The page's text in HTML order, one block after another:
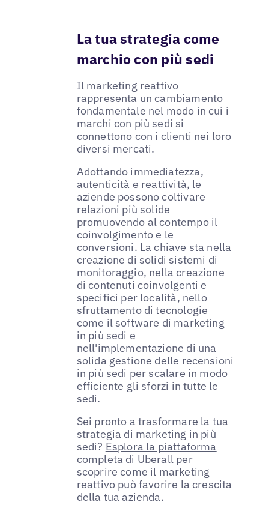
La tua strategia come
marchio con più sedi
Il marketing reattivo
rappresenta un cambiamento
fondamentale nel modo in cui i
marchi con più sedi si
connettono con i clienti nei loro
diversi mercati.
Adottando immediatezza,
autenticità e reattività, le
aziende possono coltivare
relazioni più solide
promuovendo al contempo il
coinvolgimento e le
conversioni. La chiave sta nella
creazione di solidi sistemi di
monitoraggio, nella creazione
di contenuti coinvolgenti e
specifici per località, nello
sfruttamento di tecnologie
come il software di marketing
in più sedi e
nell'implementazione di una
solida gestione delle recensioni
in più sedi per scalare in modo
efficiente gli sforzi in tutte le
sedi.
Sei pronto a trasformare la tua
strategia di marketing in più
sedi? Esplora la piattaforma
completa di Uberall per
scoprire come il marketing
reattivo può favorire la crescita
della tua azienda.